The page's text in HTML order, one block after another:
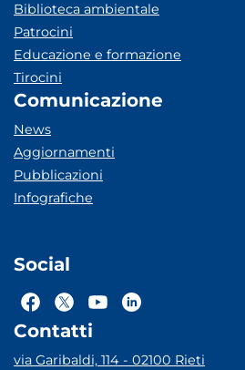
Biblioteca ambientale
Patrocini
Educazione e formazione
Tirocini
Comunicazione
News
Aggiornamenti
Pubblicazioni
Infografiche
Social
Contatti
via Garibaldi, 114 - 02100 Rieti